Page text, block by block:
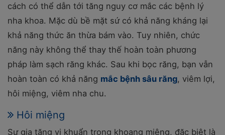
cách có thể dẫn tới tăng nguy cơ mắc các bệnh lý
nha khoa. Mặc dù bề mặt sứ có khả năng kháng lại
khả năng thức ăn thừa bám vào. Tuy nhiên, chức
năng này không thể thay thế hoàn toàn phương
pháp làm sạch răng khác. Sau khi bọc răng, bạn vẫn
hoàn toàn có khả năng mắc bệnh sâu răng, viêm lợi,
hôi miệng, viêm nha chu.
Hôi miệng
Sự gia tăng vi khuẩn trong khoang miệng, đặc biệt là